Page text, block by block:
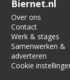
Biernet.nl
Over ons
Contact
Werk & stages
Samenwerken &
adverteren
Cookie